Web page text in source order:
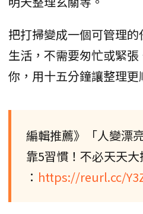
把打掃變成一個可管理
生活，不需要匆忙或緊
你，用十五分鐘讓整理更
編輯推薦》「人變漂
靠5習慣！不必天天
： https://reurl.cc/